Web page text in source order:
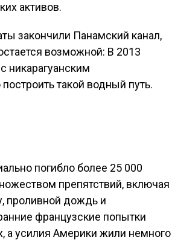
активов.
закончили Панамский канал,
возможной: В 2013
никарагуанским
такой водный путь.
погибло более 25 000
препятствий, включая
проливной дождь и
французские попытки
а усилия Америки жили немного